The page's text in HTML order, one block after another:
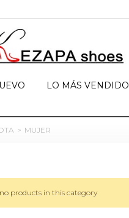
LO MÁS VENDIDO
> MUJER
products in this category